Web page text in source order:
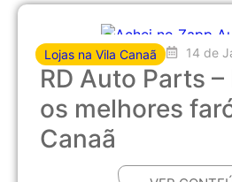
Lojas na Vila Canaã 14 de
RD Auto Parts
os melhores
Canaã